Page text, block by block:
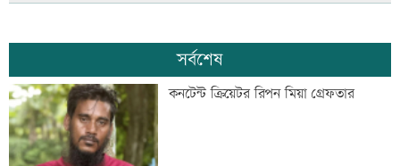
সর্বশেষ
কনটেন্ট ক্রিয়েটর রিপন মিয়া গ্রেফতার